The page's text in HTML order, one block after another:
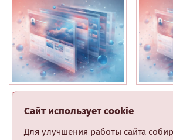
BBCode -
использование
псевдо-html-тэгов
Сайт использует cookie
Для улучшения работы сайта